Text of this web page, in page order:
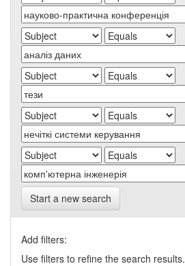
Start a new search
Add filters:
Use filters to refine the search results.